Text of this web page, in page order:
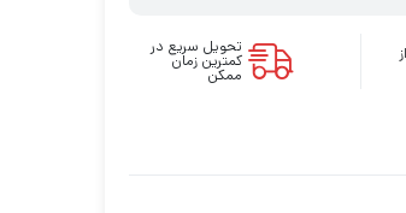
تحویل سریع در
کمترین زمان
ممکن